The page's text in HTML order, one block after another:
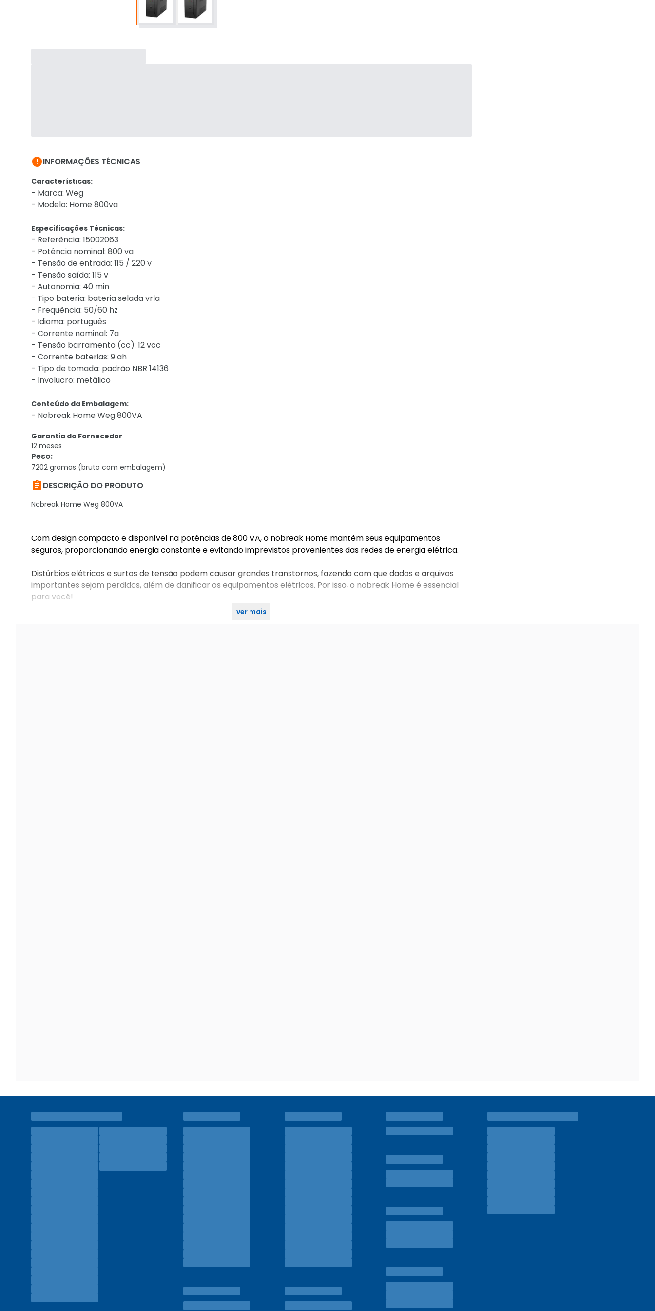
INFORMAÇÕES TÉCNICAS
Características:
- Marca: Weg
- Modelo: Home 800va
Especificações Técnicas:
- Referência: 15002063
- Potência nominal: 800 va
- Tensão de entrada: 115 / 220 v
- Tensão saída: 115 v
- Autonomia: 40 min
- Tipo bateria: bateria selada vrla
- Frequência: 50/60 hz
- Idioma: português
- Corrente nominal: 7a
- Tensão barramento (cc): 12 vcc
- Corrente baterias: 9 ah
- Tipo de tomada: padrão NBR 14136
- Involucro: metálico
Conteúdo da Embalagem:
- Nobreak Home Weg 800VA
Garantia do Fornecedor
12 meses
Peso:
7202 gramas (bruto com embalagem)
DESCRIÇÃO DO PRODUTO
Nobreak Home Weg 800VA
Com design compacto e disponível na potências de 800 VA, o nobreak Home mantém seus equipamentos
seguros, proporcionando energia constante e evitando imprevistos provenientes das redes de energia elétrica.
Distúrbios elétricos e surtos de tensão podem causar grandes transtornos, fazendo com que dados e arquivos
importantes sejam perdidos, além de danificar os equipamentos elétricos. Por isso, o nobreak Home é essencial
para você!
ver mais